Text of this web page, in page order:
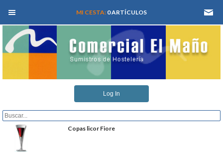
MEN� PRINCIPAL
QUIENES SOMOS
MI CESTA: 0 ARTÍCULOS
Log In
Copas licor Fiore